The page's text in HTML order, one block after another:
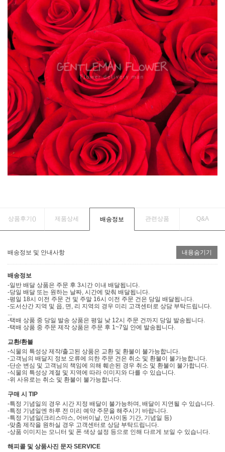
상품후기() 제품상세 배송정보 관련상품 Q&A
배송정보 및 안내사항 내용숨기기
배송정보
-일반 배달 상품은 주문 후 3시간 이내 배달됩니다.
-당일 배달 또는 원하는 날짜, 시간에 맞춰 배달됩니다.
-평일 18시 이전 주문 건 및 주말 16시 이전 주문 건은 당일 배달됩니다.
-도서산간 지역 및 읍, 면, 리 지역의 경우 미리 고객센터로 상담 부탁드립니다.
-택배 상품 중 당일 발송 상품은 평일 낮 12시 주문 건까지 당일 발송됩니다.
-택배 상품 중 주문 제작 상품은 주문 후 1~7일 안에 발송됩니다.
교환/환불
-식물의 특성상 제작/출고된 상품은 교환 및 환불이 불가능합니다.
-고객님의 배달지 정보 오류에 의한 주문 건은 취소 및 환불이 불가능합니다.
-단순 변심 및 고객님의 책임에 의해 훼손된 경우 취소 및 환불이 불가합니다.
-식물의 특성상 계절 및 지역에 따라 이미지와 다를 수 있습니다.
-위 사유로는 취소 및 환불이 불가능합니다.
구매 시 TIP
-특정 기념일의 경우 시간 지정 배달이 불가능하며, 배달이 지연될 수 있습니다.
-특정 기념일엔 하루 전 미리 예약 주문을 해주시기 바랍니다.
-특정 기념일(크리스마스, 어버이날, 인사이동 기간, 기념일 등)
-맞춤 제작을 원하실 경우 고객센터로 상담 부탁드립니다.
-상품 이미지는 모니터 및 폰 색상 설정 등으로 인해 다르게 보일 수 있습니다.
해피콜 및 상품사진 문자 SERVICE